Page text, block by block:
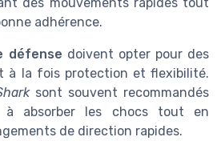
des mouvements rapides tout
adhérence.
défense doivent opter pour des
à la fois protection et flexibilité.
sont souvent recommandés
à absorber les chocs tout en
de direction rapides.